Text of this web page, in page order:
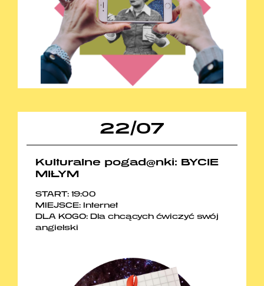
22/07
Kulturalne pogad@nki: BYCIE
MIŁYM
START: 19:00
MIEJSCE: Internet
DLA KOGO: Dla chcących ćwiczyć swój
angielski